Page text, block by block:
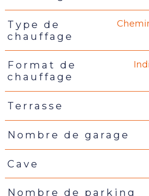
Type de
chauffage
Format de
chauffage
Terrasse
Nombre de garage
Cave
Nombre de parking